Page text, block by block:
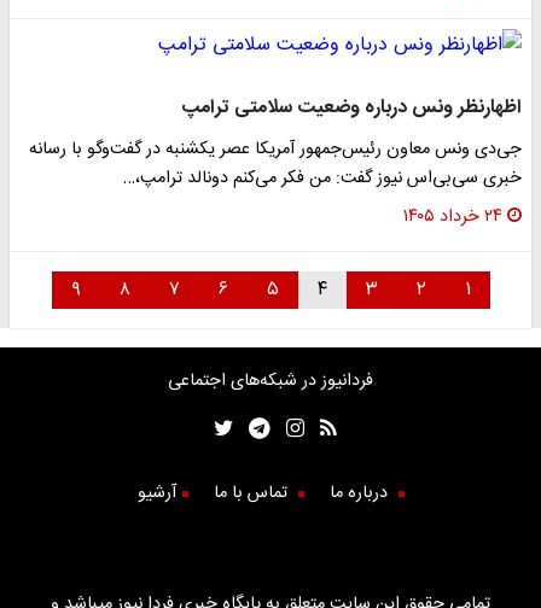
اظهارنظر ونس درباره وضعیت سلامتی ترامپ
جی‌دی ونس معاون رئیس‌جمهور آمریکا عصر یکشنبه در گفت‌وگو با رسانه
خبری سی‌بی‌اس نیوز گفت: من فکر می‌کنم دونالد ترامپ،…
۲۴ خرداد ۱۴۰۵
۱ ۲ ۳ ۴ ۵ ۶ ۷ ۸ ۹
فردانیوز در شبکه‌های اجتماعی
درباره ما تماس با ما آرشیو